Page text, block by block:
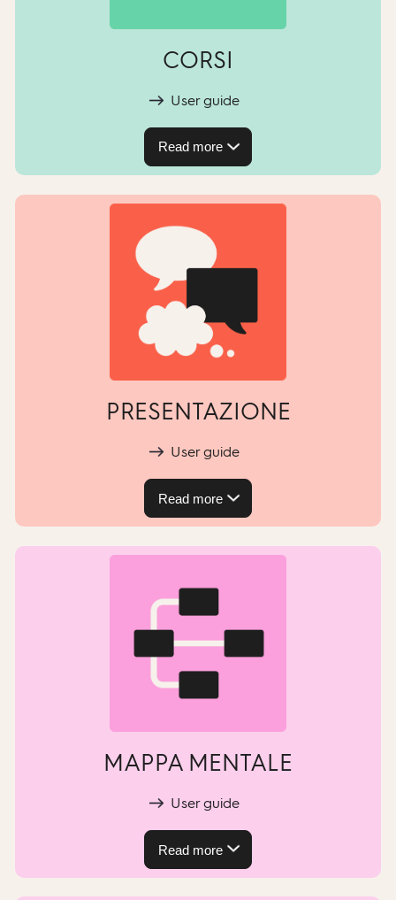
CORSI
User guide
Read more
PRESENTAZIONE
User guide
Read more
MAPPA MENTALE
User guide
Read more